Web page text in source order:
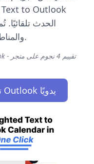
والمناطق الزمنية والمواقع بصورة آلية.
توقف عن كتابة الأحداث في Outlook يدويًا